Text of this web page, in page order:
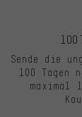
Sende die
100 Tagen
maximal